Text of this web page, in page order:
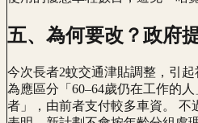
五、為何要改？政府
今次長者2蚊交通津貼調整，引
為應區分「60–64歲仍在工作的
者」，由前者支付較多車資。 不